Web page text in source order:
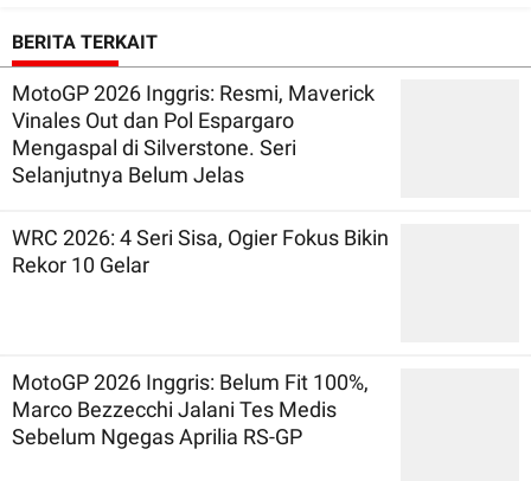
BERITA TERKAIT
MotoGP 2026 Inggris: Resmi, Maverick
Vinales Out dan Pol Espargaro
Mengaspal di Silverstone. Seri
Selanjutnya Belum Jelas
WRC 2026: 4 Seri Sisa, Ogier Fokus Bikin
Rekor 10 Gelar
MotoGP 2026 Inggris: Belum Fit 100%,
Marco Bezzecchi Jalani Tes Medis
Sebelum Ngegas Aprilia RS-GP